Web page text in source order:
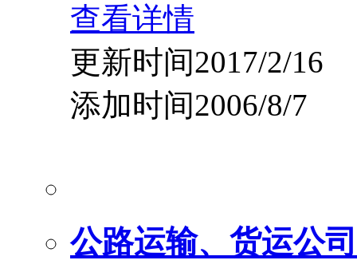
查看详情
更新时间2017/2/16
添加时间2006/8/7
公路运输、货运公司